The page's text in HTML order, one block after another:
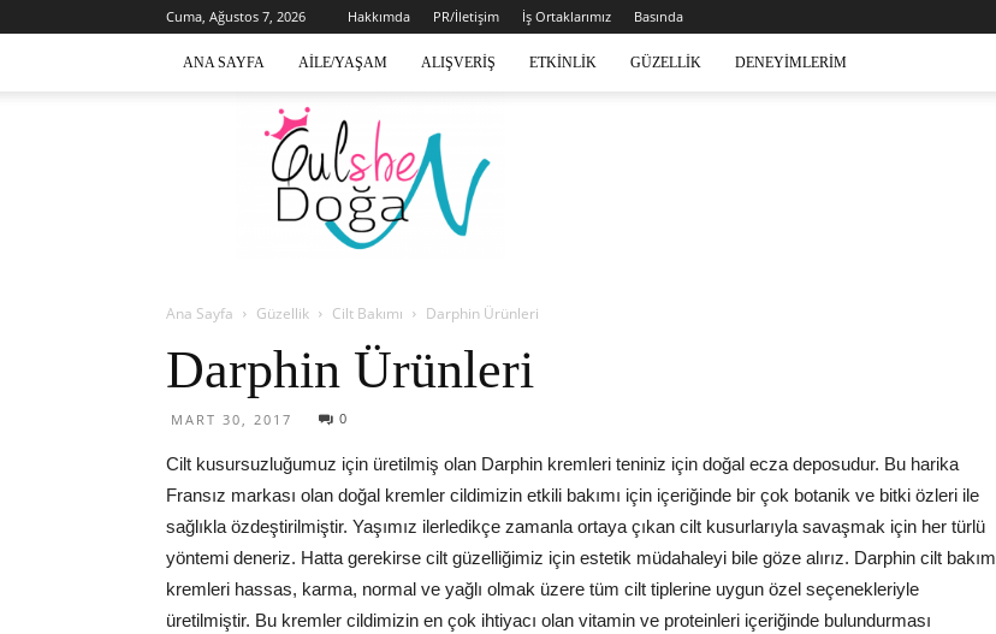
Cuma, Ağustos 7, 2026 Hakkımda PR/İletişim İş Ortaklarımız Basında
ANA SAYFA AILE/YAŞAM ALIŞVERIŞ ETKINLIK GÜZELLIK DENEYIMLERIM
Gülsen
Doğan
Ana Sayfa Güzellik Cilt Bakımı Darphin Ürünleri
Darphin Ürünleri
MART 30, 2017 0
Cilt kusursuzluğumuz için üretilmiş olan Darphin kremleri teniniz için doğal ecza deposudur. Bu harika
Fransız markası olan doğal kremler cildimizin etkili bakımı için içeriğinde bir çok botanik ve bitki özleri ile
sağlıkla özdeştirilmiştir. Yaşımız ilerledikçe zamanla ortaya çıkan cilt kusurlarıyla savaşmak için her türlü
yöntemi deneriz. Hatta gerekirse cilt güzelliğimiz için estetik müdahaleyi bile göze alırız. Darphin cilt bakım
kremleri hassas, karma, normal ve yağlı olmak üzere tüm cilt tiplerine uygun özel seçenekleriyle
üretilmiştir. Bu kremler cildimizin en çok ihtiyacı olan vitamin ve proteinleri içeriğinde bulundurması